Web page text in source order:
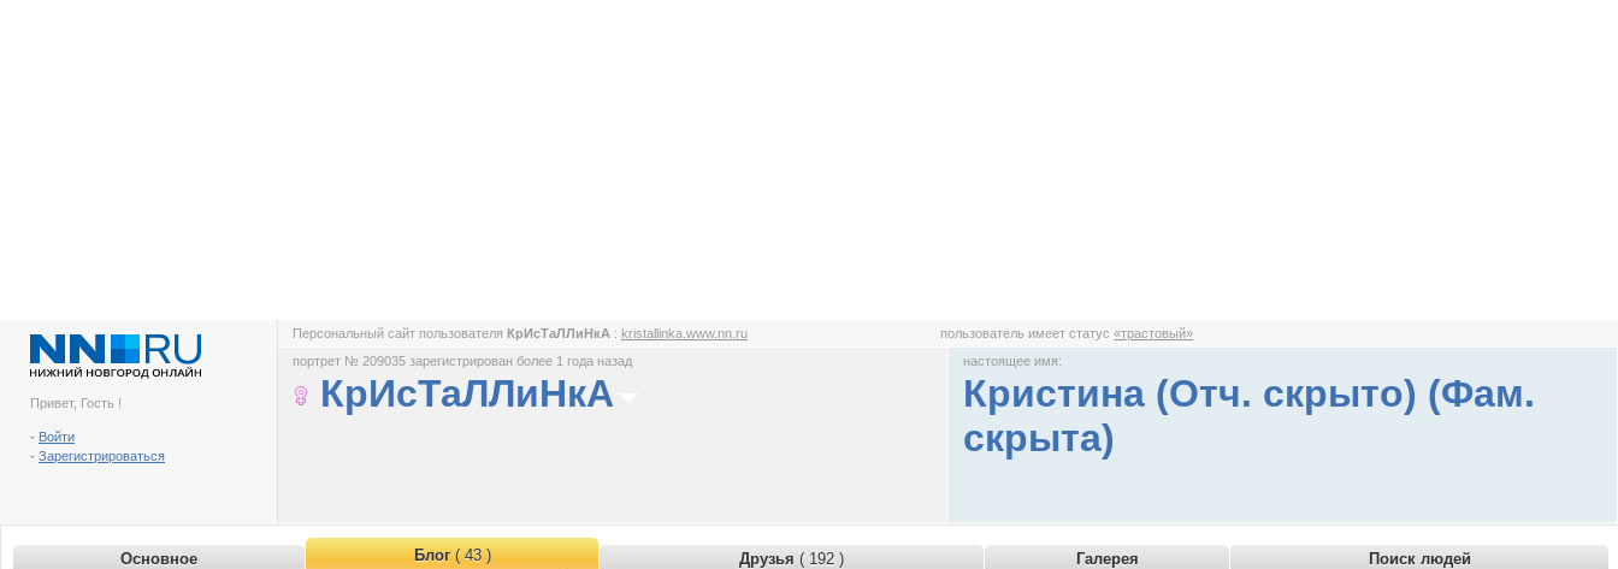
Привет, Гость !
- Войти
- Зарегистрироваться
Персональный сайт пользователя КрИсТаЛЛиНкА : kristallinka.www.nn.ru пользователь имеет статус«трастовый»
портрет № 209035 зарегистрирован более 1 года назад
КрИсТаЛЛиНкА
настоящее имя:
Кристина (Отч. скрыто) (Фам.
скрыта)
Основное Блог( 43 ) Друзья ( 192 ) Галерея
Поиск людей